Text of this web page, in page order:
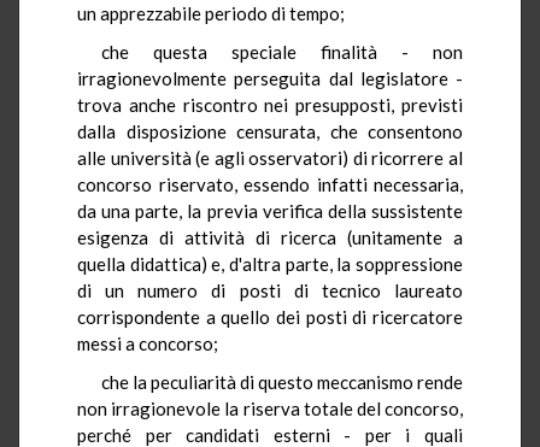
un apprezzabile periodo di tempo;
che questa speciale finalità - non
irragionevolmente perseguita dal legislatore -
trova anche riscontro nei presupposti, previsti
dalla disposizione censurata, che consentono
alle università (e agli osservatori) di ricorrere al
concorso riservato, essendo infatti necessaria,
da una parte, la previa verifica della sussistente
esigenza di attività di ricerca (unitamente a
quella didattica) e, d'altra parte, la soppressione
di un numero di posti di tecnico laureato
corrispondente a quello dei posti di ricercatore
messi a concorso;
che la peculiarità di questo meccanismo rende
non irragionevole la riserva totale del concorso,
perché per candidati esterni - per i quali